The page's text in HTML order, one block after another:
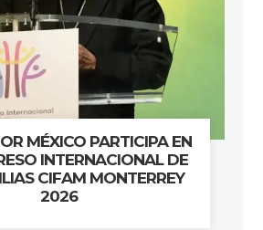
MÉXICO PARTICIPA EN
INTERNACIONAL DE
CIFAM MONTERREY
2026